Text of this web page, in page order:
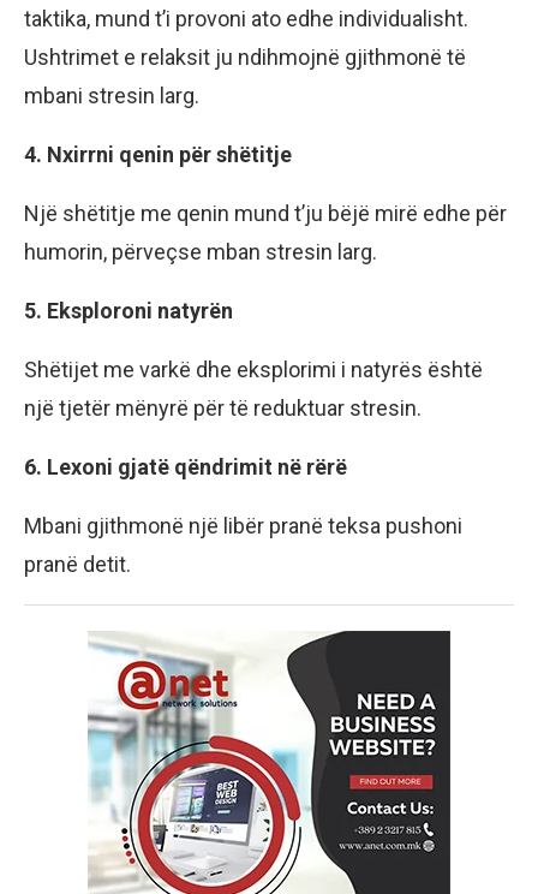
taktika, mund t’i provoni ato edhe individualisht.
Ushtrimet e relaksit ju ndihmojnë gjithmonë të
mbani stresin larg.
4. Nxirrni qenin për shëtitje
Një shëtitje me qenin mund t’ju bëjë mirë edhe për
humorin, përveçse mban stresin larg.
5. Eksploroni natyrën
Shëtijet me varkë dhe eksplorimi i natyrës është
një tjetër mënyrë për të reduktuar stresin.
6. Lexoni gjatë qëndrimit në rërë
Mbani gjithmonë një libër pranë teksa pushoni
pranë detit.